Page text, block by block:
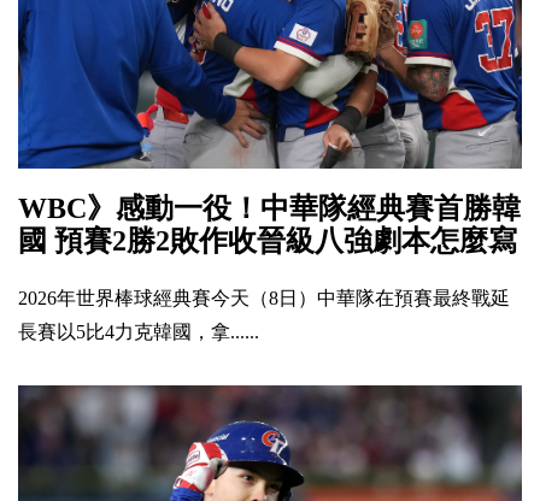
WBC》感動一役！中華隊經典賽首勝韓
國 預賽2勝2敗作收晉級八強劇本怎麼寫
2026年世界棒球經典賽今天（8日）中華隊在預賽最終戰延
長賽以5比4力克韓國，拿......